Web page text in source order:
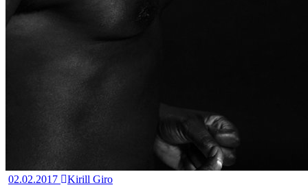
02.02.2017
Kirill Giro